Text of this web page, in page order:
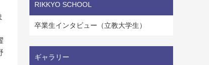
RIKKYO SCHOOL
卒業生インタビュー（立教大学生）
ギャラリー